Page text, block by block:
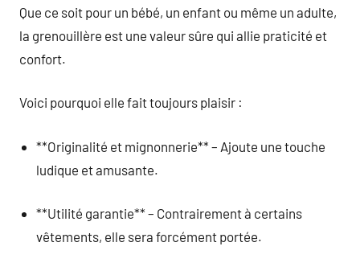
Que ce soit pour un bébé, un enfant ou même un adulte,
la grenouillère est une valeur sûre qui allie praticité et
confort.
Voici pourquoi elle fait toujours plaisir :
**Originalité et mignonnerie** – Ajoute une touche
ludique et amusante.
**Utilité garantie** – Contrairement à certains
vêtements, elle sera forcément portée.